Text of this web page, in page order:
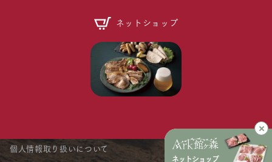
ネットショップ
ネットショップ
個人情報取り扱いについて